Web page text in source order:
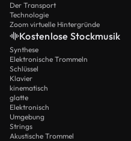
Der Transport
Technologie
Zoom virtuelle Hintergründe
Kostenlose Stockmusik
Synthese
Elektronische Trommeln
Schlüssel
Klavier
kinematisch
glatte
Elektronisch
Umgebung
Strings
Akustische Trommel